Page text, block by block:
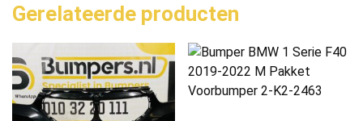
Gerelateerde producten